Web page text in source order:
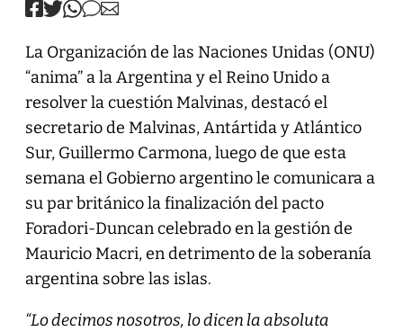
La Organización de las Naciones Unidas (ONU)
“anima” a la Argentina y el Reino Unido a
resolver la cuestión Malvinas, destacó el
secretario de Malvinas, Antártida y Atlántico
Sur, Guillermo Carmona, luego de que esta
semana el Gobierno argentino le comunicara a
su par británico la finalización del pacto
Foradori-Duncan celebrado en la gestión de
Mauricio Macri, en detrimento de la soberanía
argentina sobre las islas.
“Lo decimos nosotros, lo dicen la absoluta